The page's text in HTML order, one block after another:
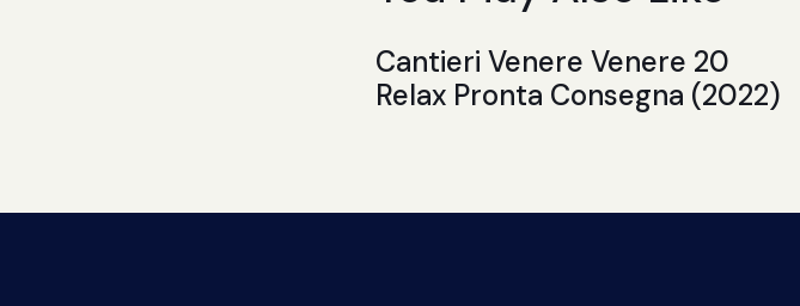
Cantieri Venere Venere 20
Relax Pronta Consegna (2022)